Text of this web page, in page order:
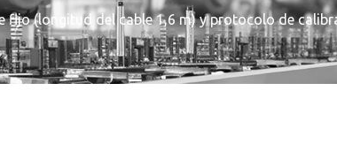
(longitud del cable 1,6 m) y protocolo de